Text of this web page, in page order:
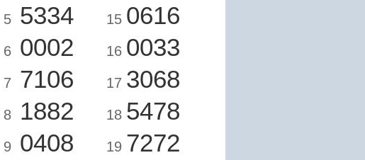
5 5334
6 0002
7 7106
8 1882
9 0408
15 0616
16 0033
17 3068
18 5478
19 7272